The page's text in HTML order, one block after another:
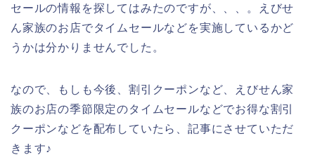
セールの情報を探してはみたのですが、、、。えびせ
ん家族のお店でタイムセールなどを実施しているかど
うかは分かりませんでした。
なので、もしも今後、割引クーポンなど、えびせん家
族のお店の季節限定のタイムセールなどでお得な割引
クーポンなどを配布していたら、記事にさせていただ
きます♪